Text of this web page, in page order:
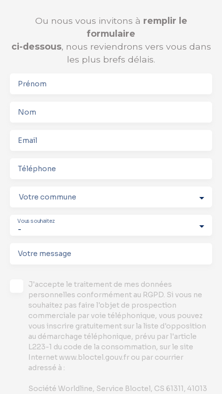
Ou nous vous invitons à remplir le
formulaire
ci-dessous, nous reviendrons vers vous dans
les plus brefs délais.
Prénom
Nom
Email
Téléphone
Votre commune
-
Vous souhaitez
Votre message
J'accepte le traitement de mes données
personnelles conformément au RGPD. Si vous ne
souhaitez pas faire l'objet de prospection
commerciale par voie téléphonique, vous pouvez
vous inscrire gratuitement sur la liste d'opposition
au démarchage téléphonique, prévu par l'article
L223-1 du code de la consommation, sur le site
Internet www.bloctel.gouv.fr ou par courrier
adressé à :
Société Worldline, Service Bloctel, CS 61311, 41013